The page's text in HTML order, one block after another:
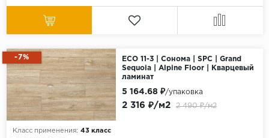
-7%
ECO 11-3 | Сонома | SPC | Grand
Sequoia | Alpine Floor | Кварцевый
ламинат
Класс применения: 43 класс
2 316 ₽/м2 2 490 ₽/м2
5 164.68 ₽/упаковка